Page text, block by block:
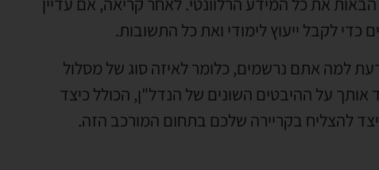
כדי לקבל ייעוץ לימודי ואת כל התשובות.
למה אתם נרשמים, כלומר לאיזה סוג של מסלול
אותך על ההיבטים השונים של הנדל"ן, הכולל כיצד
להצליח בקריירה שלכם בתחום המורכב הזה.